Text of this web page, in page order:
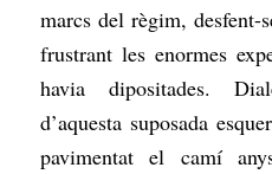
marcs del règim, desfent-
frustrant les enormes
havia dipositades.
d’aquesta suposada
pavimentat el camí